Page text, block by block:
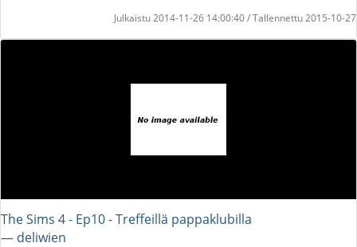
Julkaistu 2014-11-26 14:00:40 / Tallennettu 2015-10-27
The Sims 4 - Ep10 - Treffeillä pappaklubilla
― deliwien